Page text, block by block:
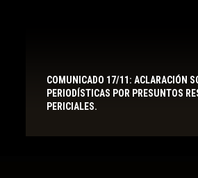
COMUNICADO 17/11: ACLARACIÓN
PERIODÍSTICAS POR PRESUNTOS
PERICIALES.